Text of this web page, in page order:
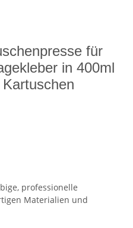
für
in 400ml
professionelle
Materialien und